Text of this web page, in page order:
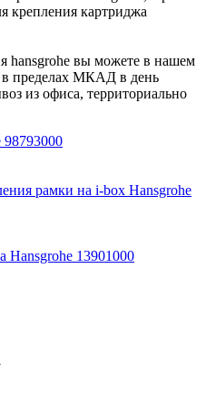
крепления картриджа
hansgrohe вы можете в нашем
в пределах МКАД в день
из офиса, территориально
98793000
рамки на i-box Hansgrohe
13901000